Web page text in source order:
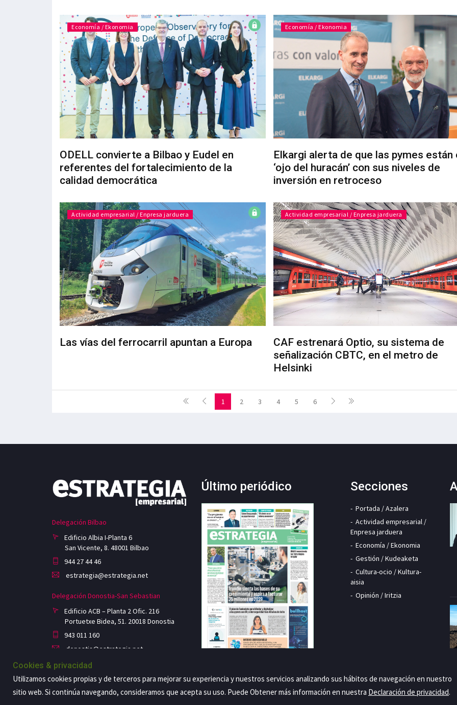
Economía / Ekonomia
ODELL convierte a Bilbao y Eudel en
referentes del fortalecimiento de la
calidad democrática
Economía / Ekonomia
Elkargi alerta de que las pymes están
‘ojo del huracán’ con sus niveles de
inversión en retroceso
Actividad empresarial / Enpresa jarduera
Las vías del ferrocarril apuntan a Europa
Actividad empresarial / Enpresa jarduera
CAF estrenará Optio, su sistema de
señalización CBTC, en el metro de
Helsinki
1 2 3 4 5 6
Delegación Bilbao
Edificio Albia I-Planta 6
San Vicente, 8. 48001 Bilbao
944 27 44 46
estrategia@estrategia.net
Delegación Donostia-San Sebastian
Edificio ACB – Planta 2 Ofic. 216
Portuetxe Bidea, 51. 20018 Donostia
943 011 160
donostia@estrategia.net
Último periódico Secciones
Portada / Azalera
Actividad empresarial /
Enpresa jarduera
Economía / Ekonomia
Gestión / Kudeaketa
Cultura-ocio / Kultura-
aisia
Opinión / Iritzia
Cookies & privacidad
Utilizamos cookies propias y de terceros para mejorar su experiencia y nuestros servicios analizando sus hábitos de navegación en nuestro
sitio web. Si continúa navegando, consideramos que acepta su uso. Puede Obtener más información en nuestra Declaración de privacidad.